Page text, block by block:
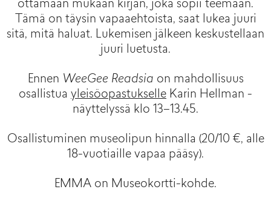
ottamaan mukaan kirjan, joka sopii teemaan.
Tämä on täysin vapaaehtoista, saat lukea juuri
sitä, mitä haluat. Lukemisen jälkeen keskustellaan
juuri luetusta.
Ennen WeeGee Readsia on mahdollisuus
osallistua yleisöopastukselle Karin Hellman -
näyttelyssä klo 13–13.45.
Osallistuminen museolipun hinnalla (20/10 €, alle
18-vuotiaille vapaa pääsy).
EMMA on Museokortti-kohde.